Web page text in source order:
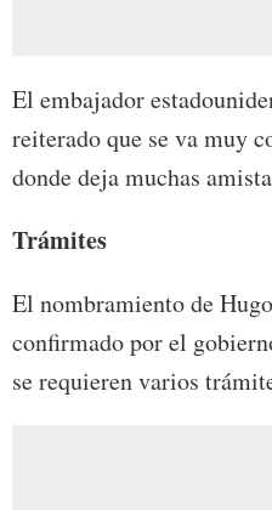
El embajador
reiterado que se va muy
donde deja muchas
Trámites
El nombramiento de
confirmado por el
se requieren varios